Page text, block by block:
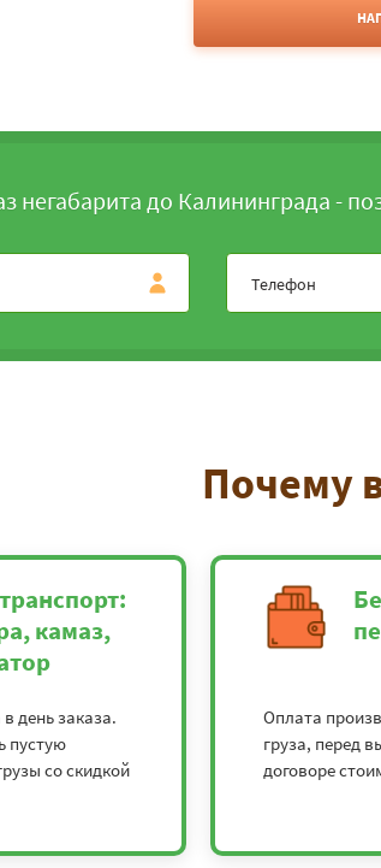
негабарита до Калининграда -
Почему
камаз,
день заказа.
пустую
со скидкой
Оплата
груза, перед
договоре